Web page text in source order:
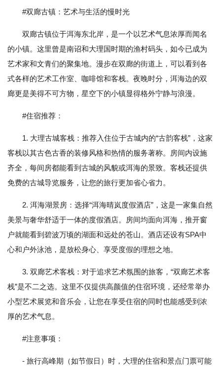
#双廊古镇：艺术与生活的慢时光
双廊古镇位于洱海东北岸，是一个以艺术气息浓厚而闻名
的小镇。这里曾是南诏和大理国时期的渔村码头，如今已成为
艺术家和文青们的聚集地。漫步在双廊的街道上，可以看到各
式各样的艺术工作室、咖啡馆和客栈。夜晚时分，洱海边的双
廊更是美得不可方物，星空下的小镇显得格外宁静与浪漫。
#住宿推荐：
1. 大理古城客栈：推荐入住位于古城内的“古韵客栈”，这家
客栈以其古色古香的装修风格和热情的服务著称。房间内设施
齐全，每间房都能看到古城的风貌或洱海的景致。客栈还提供
免费的古城导览服务，让您的旅行更加省心省力。
2. 洱海湖景房：选择“洱海晴岚度假酒店”，这是一家集自然
美景与奢华舒适于一体的度假酒店。房间均面向洱海，推开窗
户就能看到碧波万顷的湖面和远处的苍山。酒店还设有SPA中
心和户外泳池，是放松身心、享受度假的理想之地。
3. 双廊艺术客栈：对于追求艺术氛围的旅客，“双廊艺术客
栈”是不二之选。这里不仅提供高颜值的住宿环境，还经常举办
小型艺术展览和音乐会，让您在享受住宿的同时也能感受到浓
厚的艺术气息。
#注意事项：
- 旅行高峰期（如节假日）时，大理的住宿和景点门票可能